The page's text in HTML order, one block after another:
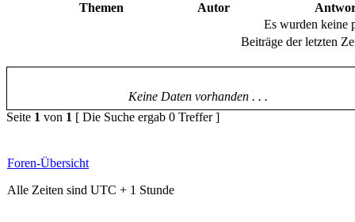
Themen Autor
Es wurden keine
Beiträge der letzten
Keine Daten vorhanden . . .
Seite 1 von 1 [ Die Suche ergab 0 Treffer ]
Foren-Übersicht
Alle Zeiten sind UTC + 1 Stunde